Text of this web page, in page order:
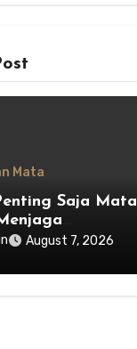
Mata
Saja Mata
Ekosistem
August 7, 2026